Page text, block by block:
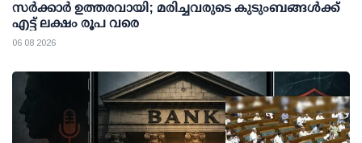
സര്‍ക്കാര്‍ ഉത്തരവായി; മരിച്ചവരുടെ കുടുംബങ്ങള്‍ക്ക്
എട്ട് ലക്ഷം രൂപ വരെ
06 08 2026